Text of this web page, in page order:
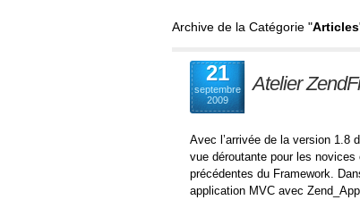
Archive de la Catégorie "Articles
21
septembre
2009
Atelier
Avec l’arrivée de la version 1.8
vue déroutante pour les
précédentes du Framework.
application MVC avec